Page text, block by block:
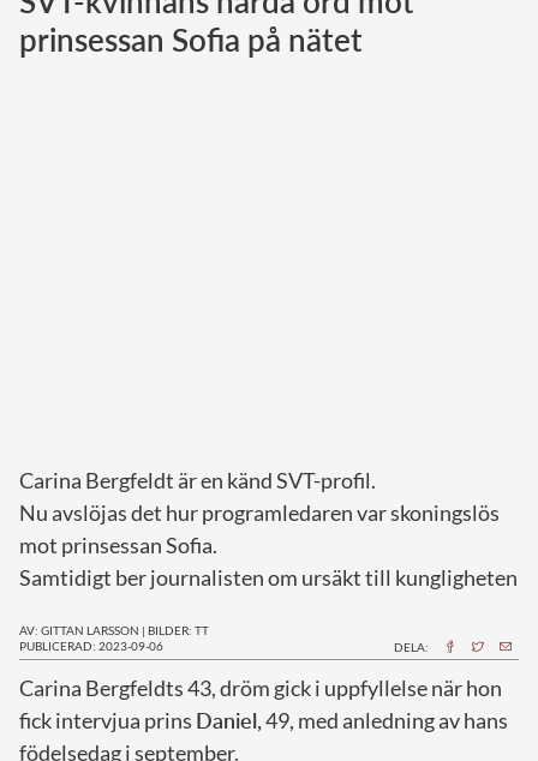
Norska kungahuset
prinsessan Sofia på nätet
Carina Bergfeldt är en känd SVT-profil.
Nu avslöjas det hur programledaren var skoningslös
mot prinsessan Sofia.
Samtidigt ber journalisten om ursäkt till kungligheten
AV: GITTAN LARSSON | BILDER: TT
PUBLICERAD: 2023-09-06
DELA:
Carina Bergfeldts 43, dröm gick i uppfyllelse när hon
fick intervjua prins Daniel,49, med anledning av hans
födelsedag i september.